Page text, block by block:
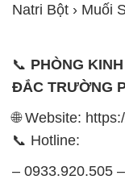
Natri Bột › Muối
📞 PHÒNG
ĐẮC TRƯỜNG
🌐 Website:
📞 Hotline:
– 0933.920.505